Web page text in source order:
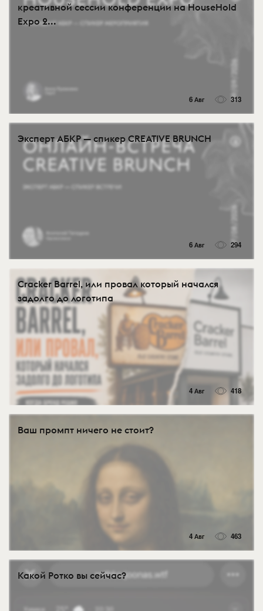
креативной сессии конференции на HouseHold
Expo 2...
6 Авг 313
Эксперт АБКР — спикер CREATIVE BRUNCH
6 Авг 294
Cracker Barrel, или провал который начался
задолго до логотипа
4 Авг 418
Ваш промпт ничего не стоит?
4 Авг 463
Какой Ротко вы сейчас?